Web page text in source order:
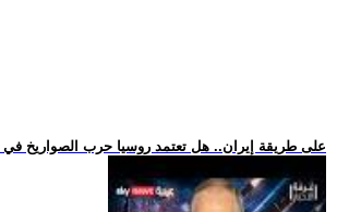
.. على طريقة إيران.. هل تعتمد روسيا حرب الصواريخ في